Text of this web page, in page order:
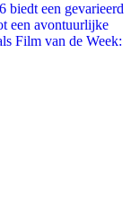
biedt een gevarieerd
een avontuurlijke
Film van de Week: